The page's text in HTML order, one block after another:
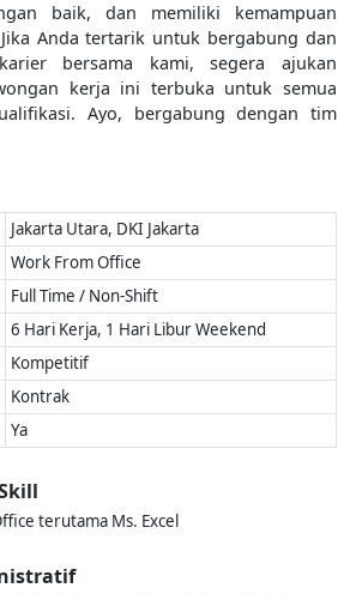
baik, dan memiliki kemampuan
Anda tertarik untuk bergabung dan
bersama kami, segera ajukan
kerja ini terbuka untuk semua
Ayo, bergabung dengan tim
Jakarta Utara, DKI Jakarta
Work From Office
Full Time / Non-Shift
6 Hari Kerja, 1 Hari Libur Weekend
Kompetitif
Kontrak
Ya
terutama Ms. Excel